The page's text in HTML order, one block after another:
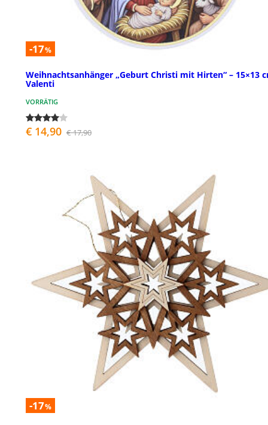
-17%
Weihnachtsanhänger „Geburt Christi mit Hirten“ – 15×13
Valenti
VORRÄTIG
€ 14,90 € 17,90
-17%